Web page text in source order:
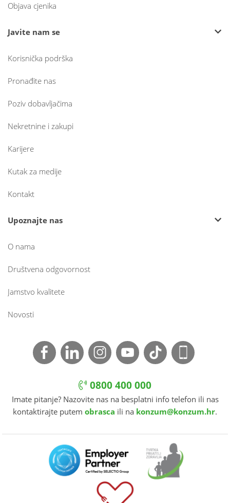
Objava cjenika
Javite nam se
Korisnička podrška
Pronađite nas
Poziv dobavljačima
Nekretnine i zakupi
Karijere
Kutak za medije
Kontakt
Upoznajte nas
O nama
Društvena odgovornost
Jamstvo kvalitete
Novosti
0800 400 000
Imate pitanje? Nazovite nas na besplatni info telefon ili nas
kontaktirajte putem obrasca ili na konzum@konzum.hr.